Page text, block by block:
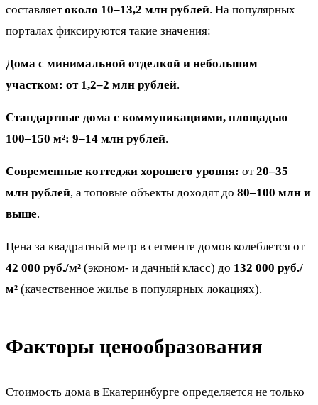
составляетоколо 10–13,2 млн рублей. На популярных
порталах фиксируются такие значения:
Дома с минимальной отделкой и небольшим
участком: от 1,2–2 млн рублей.
Стандартные дома с коммуникациями, площадью
100–150 м²: 9–14 млн рублей.
Современные коттеджи хорошего уровня: от20–35
млн рублей, а топовые объекты доходят до 80–100 млн и
выше.
Цена за квадратный метр в сегменте домов колеблется от
42 000 руб./м² (эконом- и дачный класс) до 132 000 руб./
м² (качественное жилье в популярных локациях).
Факторы ценообразования
Стоимость дома в Екатеринбурге определяется не только